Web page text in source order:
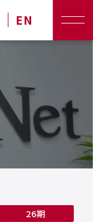
EN
26期